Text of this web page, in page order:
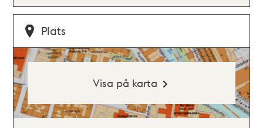
Plats
Visa på karta